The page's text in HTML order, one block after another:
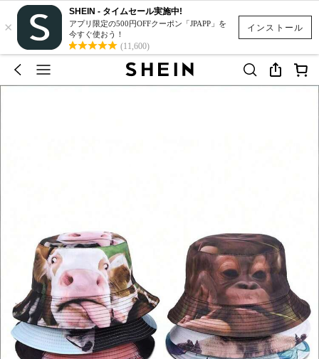
インストール
×
SHEIN - タイムセール実施中!
アプリ限定の500円OFFクーポン「JPAPP」を
今すぐ使おう！
(11,600)